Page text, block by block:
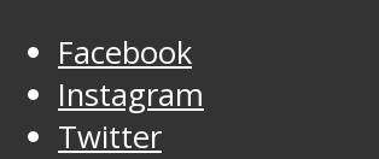
Facebook
Instagram
Twitter